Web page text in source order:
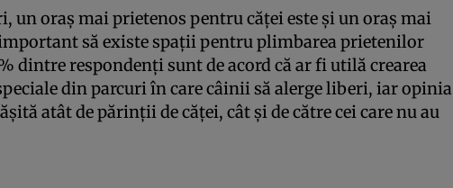
un oraș mai prietenos pentru căței este și un oraș mai
important să existe spații pentru plimbarea prietenilor
dintre respondenți sunt de acord că ar fi utilă crearea
din parcuri în care câinii să alerge liberi, iar opinia
atât de părinții de căței, cât și de către cei care nu au